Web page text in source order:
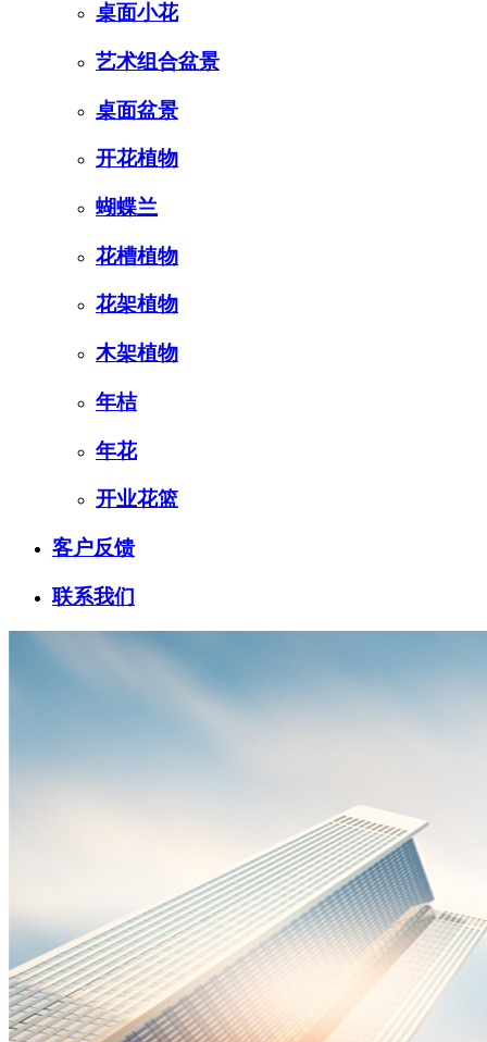
桌面小花
艺术组合盆景
桌面盆景
开花植物
蝴蝶兰
花槽植物
花架植物
木架植物
年桔
年花
开业花篮
客户反馈
联系我们